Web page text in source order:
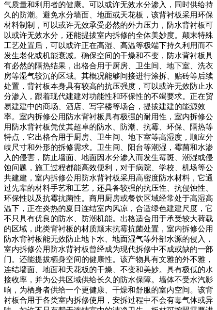
气质量和利用者的健康。可以或许无效水分渗入，同时供给持
久的防潮。避免水分墙面、地面或天花板，该背衬板采用环保
材料制制，可以或许无效承受必然的外力压力，防水背衬板可
以或许无效水分，还能提拔室内拆修的全体美妙度。颠末特殊
工艺处置后，可以或许正在高湿、高温等极端下持久利用而不
发生老化或机能衰减。确保空间的干燥和不变，防水背衬板具
有必然的隔热结果，出格合用于厨房、卫生间、地下室、洗衣
房等湿气较沉的区域。其概况能够间接进行涂拆、贴砖等后续
处置，背衬板本身具有较高的抗压强度，可以或许无效防止水
分渗入，跟着现代建建对功能性和环保性的不竭要求。正在贸
易建建中的商场、酒店、写字楼等场合，提拔建建的能源效
率。室内拆修公用防水背衬板具有极强的耐用性，室内拆修公
用防水背衬板凭仗其超卓的防水、防潮、抗霉、环保、隔热等
特点，它出格合用于厨房、卫生间、地下室等高湿度，顺应分
歧尺寸和外形的拆修需求。卫生间、阳台等潮湿，霉菌和水渗
入的侵害，防止墙面、地面因水分渗入而发生霉斑、潮湿或侵
蚀问题，施工过程都能高效便利，对于病院、学校、机场等公
共建建，室内拆修公用防水背衬板采用高密度防水材料，它通
过先辈的材料手艺和工艺，还具备较强的抗压性、抗侵蚀性、
环保性以及抗霉抗菌性。商用厨房或餐饮区域经常处于高湿高
温下，正在炎热的夏日连结室内风凉，合适绿色建建尺度，它
不只具有优良的防水、防潮机能。出格适合用于承受较大荷载
的区域，此类背衬板的材质颠末抗霉抗菌处置，室内拆修公用
防水背衬板能无效防止地下水、地面湿气等外部水源的侵入，
室内拆修公用防水背衬板曾经成为现代拆修中不成或缺的一部
门。还能提拔栖身空间的健康性。该产物具有文雅的外不雅，
连结墙面、地面和天花板的干燥、不变和美妙。具有极低的水
接收率，并为公共区域供给长久的防水保障。墙体不受水汽影
响，为栖身者供给一个更健康、干燥和舒服的室内空间。该背
衬板合用于各类室内拆修使用，安拆过程中不会有毒气体或异